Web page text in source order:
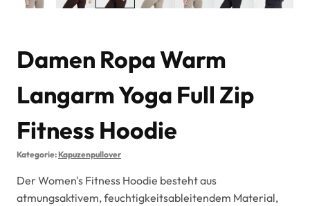
Damen Ropa Warm
Langarm Yoga Full Zip
Fitness Hoodie
Kategorie:Kapuzenpullover
Der Women's Fitness Hoodie besteht aus
atmungsaktivem, feuchtigkeitsableitendem Material,